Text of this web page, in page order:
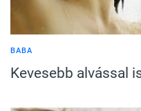
BABA
Kevesebb alvással